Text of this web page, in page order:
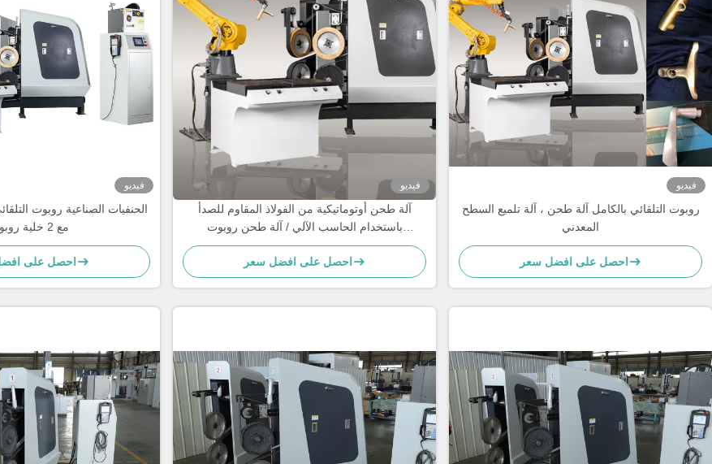
فيديو
الحنفيات الصناعية روبوت
مع 2 خلية روبوت
احصل على
فيديو
آلة طحن أوتوماتيكية من الفولاذ المقاوم للصدأ
باستخدام الحاسب الآلي / آلة طحن روبوت
للاستحمام خلاط صنبور
احصل على افضل سعر
فيديو
روبوت التلقائي بالكامل آلة طحن ، آلة تلميع السطح
المعدني
احصل على افضل سعر